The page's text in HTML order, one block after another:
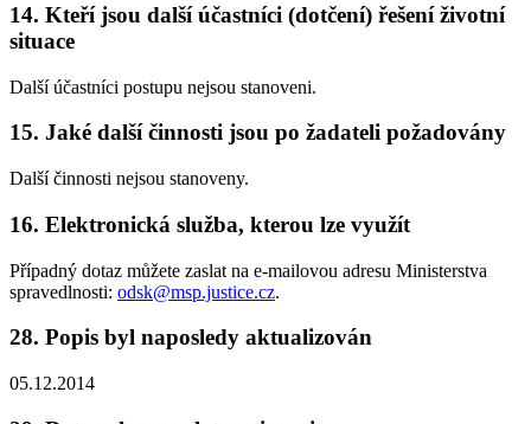
14. Kteří jsou další účastníci (dotčení) řešení životní
situace
Další účastníci postupu nejsou stanoveni.
15. Jaké další činnosti jsou po žadateli požadovány
Další činnosti nejsou stanoveny.
16. Elektronická služba, kterou lze využít
Případný dotaz můžete zaslat na e-mailovou adresu Ministerstva
spravedlnosti: odsk@msp.justice.cz.
28. Popis byl naposledy aktualizován
05.12.2014